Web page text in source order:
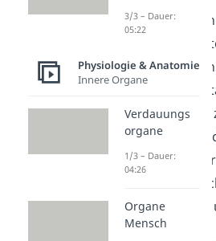
In folgender
kannst du die
gut
sind hier doch
dir? Nein. Das Bild
nämlich so, als
Person stehen
anschaust.
Tausch von rechts
3/3 – Dauer:
05:22
Physiologie & Anatomie
Innere Organe
Verdauungs
organe
1/3 – Dauer:
04:26
Organe
Mensch